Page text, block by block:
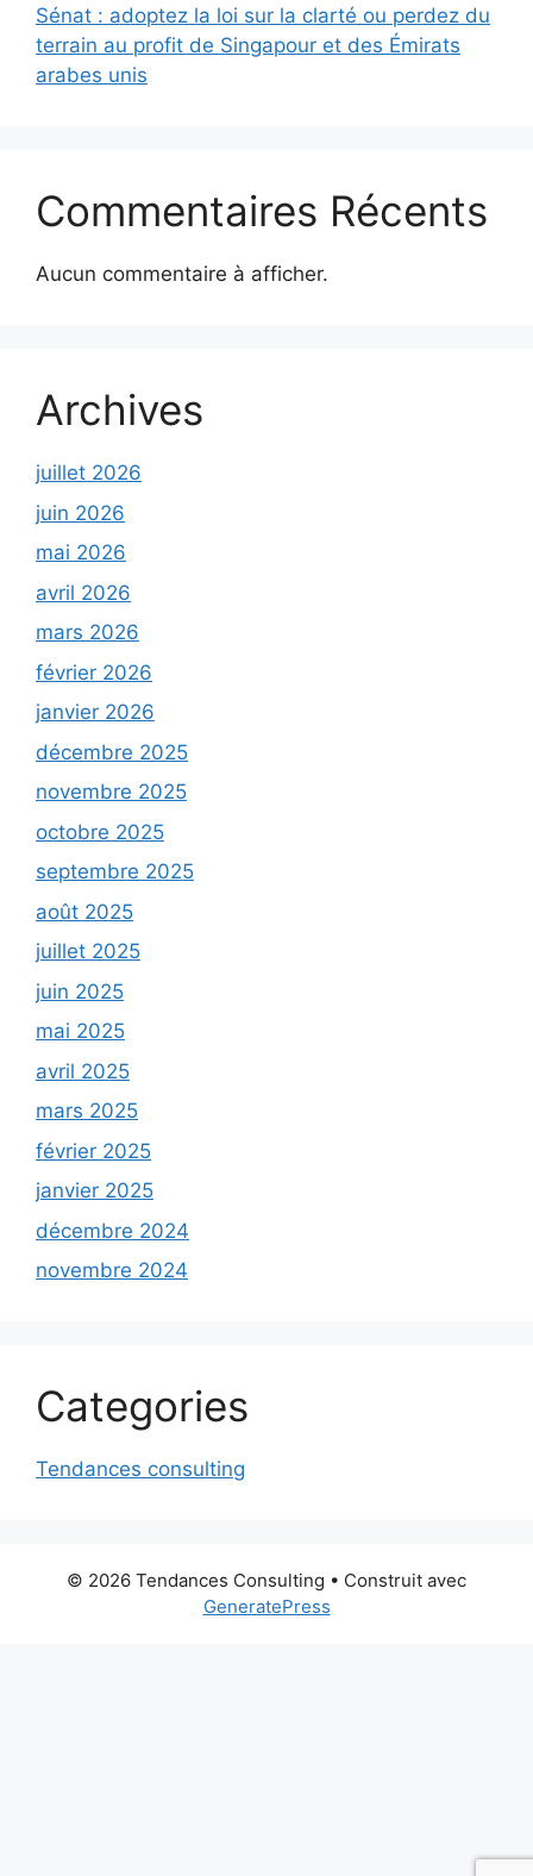
Sénat : adoptez la loi sur la clarté ou perdez du
terrain au profit de Singapour et des Émirats
arabes unis
Commentaires Récents
Aucun commentaire à afficher.
Archives
juillet 2026
juin 2026
mai 2026
avril 2026
mars 2026
février 2026
janvier 2026
décembre 2025
novembre 2025
octobre 2025
septembre 2025
août 2025
juillet 2025
juin 2025
mai 2025
avril 2025
mars 2025
février 2025
janvier 2025
décembre 2024
novembre 2024
Categories
Tendances consulting
© 2026 Tendances Consulting • Construit avec
GeneratePress